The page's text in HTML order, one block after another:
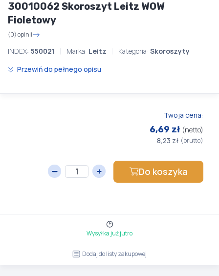
30010062 Skoroszyt Leitz WOW
Fioletowy
(0) opinii
INDEX: 550021 Marka: Leitz Kategoria: Skoroszyty
Przewiń do pełnego opisu
Twoja cena:
6,69 zł (netto)
8,23 zł (brutto)
Do koszyka
Wysyłka już jutro
Dodaj do listy zakupowej